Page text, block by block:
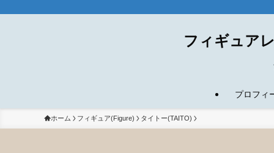
フィギュア
プロフィ
ホーム フィギュア(Figure) タイトー(TAITO)